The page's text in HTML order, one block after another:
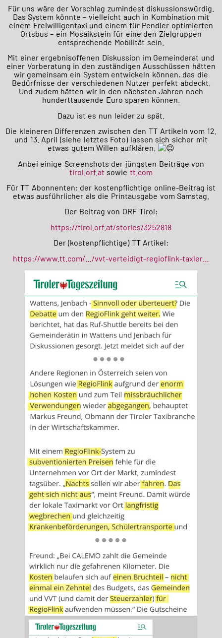
Für uns wäre der Vorschlag zumindest diskussionswürdig.
Das System könnte – vielleicht auch in Kombination mit
einem Freiwilligentaxi und einem für Pendler optimierten
Ortsbus – ein Mosaikstein für eine den Zielgruppen
entsprechende Mobilität sein.
Mit einer ergebnisoffenen Diskussion im Gemeinderat und
einer Vorberatung in den zuständigen Ausschüssen hätten
wir gemeinsam ein System entwickeln können, das die
Bedürfnisse der verschiedenen Nutzer perfekt abdeckt.
Und zudem hätten wir in den nächsten Jahren noch
hunderttausende Euro sparen können.
Dazu ist es nun leider zu spät.
Die kleineren Differenzen zwischen den TT Artikeln vom 12.
und 13. April (siehe letztes Foto) lassen sich sicher mit
etwas gutem Willen aufklären.
Anbei einige Screenshots der jüngsten Beiträge von
tirol.orf.at sowiett.com
Für TT Abonnenten: der kostenpflichtige online-Beitrag ist
etwas ausführlicher als die Printausgabe vom Samstag.
Der Beitrag von ORF Tirol:
https://tirol.orf.at/stories/3252818
Der (kostenpflichtige) TT Artikel:
https://www.tt.com/…/vvt-verteidigt-regioflink-taxler…